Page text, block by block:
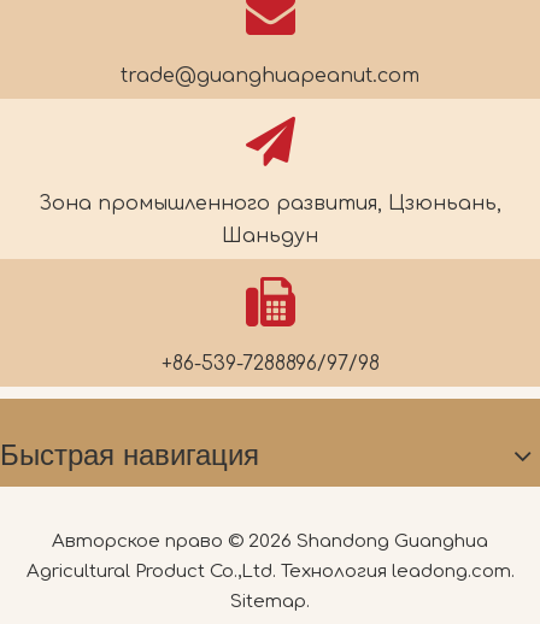
trade@guanghuapeanut.com
Зона промышленного развития, Цзюньань,
Шаньдун
+86-539-7288896/97/98
Быстрая навигация
Авторское право © 2026 Shandong Guanghua
Agricultural Product Co.,Ltd. Технология leadong.com.
Sitemap.